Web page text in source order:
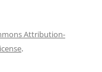
Attribution-
.